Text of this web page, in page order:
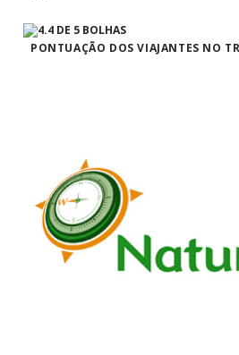
PONTUAÇÃO DOS VIAJANTES NO